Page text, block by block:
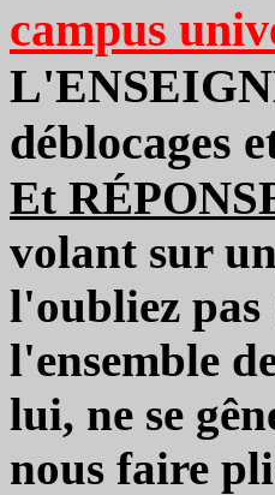
campus
déblocages
Et
volant sur
l'oubliez
l'ensemble
lui, ne se
nous faire